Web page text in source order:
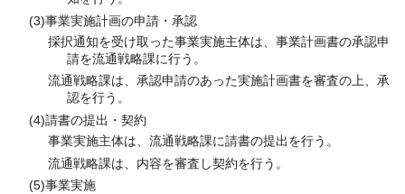
(3)事業実施計画の申請・承認
採択通知を受け取った事業実施主体は、事業計画書の承認申
請を流通戦略課に行う。
流通戦略課は、承認申請のあった実施計画書を審査の上、承
認を行う。
(4)請書の提出・契約
事業実施主体は、流通戦略課に請書の提出を行う。
流通戦略課は、内容を審査し契約を行う。
(5)事業実施